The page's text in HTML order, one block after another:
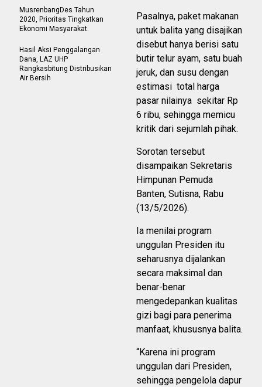
Pasalnya, paket makanan
untuk balita yang disajikan
disebut hanya berisi satu
butir telur ayam, satu buah
jeruk, dan susu dengan
estimasi total harga
pasar nilainya sekitar Rp
6 ribu, sehingga memicu
kritik dari sejumlah pihak.
Sorotan tersebut
disampaikan Sekretaris
Himpunan Pemuda
Banten, Sutisna, Rabu
(13/5/2026).
Ia menilai program
unggulan Presiden itu
seharusnya dijalankan
secara maksimal dan
benar-benar
mengedepankan kualitas
gizi bagi para penerima
manfaat, khususnya balita.
“Karena ini program
unggulan dari Presiden,
sehingga pengelola dapur
MusrenbangDes Tahun
2020, Prioritas Tingkatkan
Ekonomi Masyarakat.
Hasil Aksi Penggalangan
Dana, LAZ UHP
Rangkasbitung Distribusikan
Air Bersih